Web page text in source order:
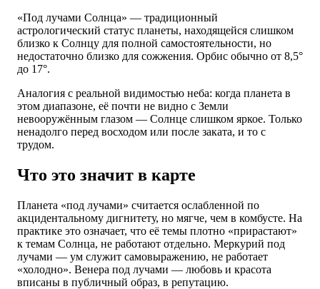
«Под лучами Солнца» — традиционный
астрологический статус планеты, находящейся слишком
близко к Солнцу для полной самостоятельности, но
недостаточно близко для сожжения. Орбис обычно от 8,5°
до 17°.
Аналогия с реальной видимостью неба: когда планета в
этом диапазоне, её почти не видно с Земли
невооружённым глазом — Солнце слишком яркое. Только
ненадолго перед восходом или после заката, и то с
трудом.
Что это значит в карте
Планета «под лучами» считается ослабленной по
акцидентальному дигнитету, но мягче, чем в комбусте. На
практике это означает, что её темы плотно «прирастают»
к темам Солнца, не работают отдельно. Меркурий под
лучами — ум служит самовыражению, не работает
«холодно». Венера под лучами — любовь и красота
вписаны в публичный образ, в репутацию.